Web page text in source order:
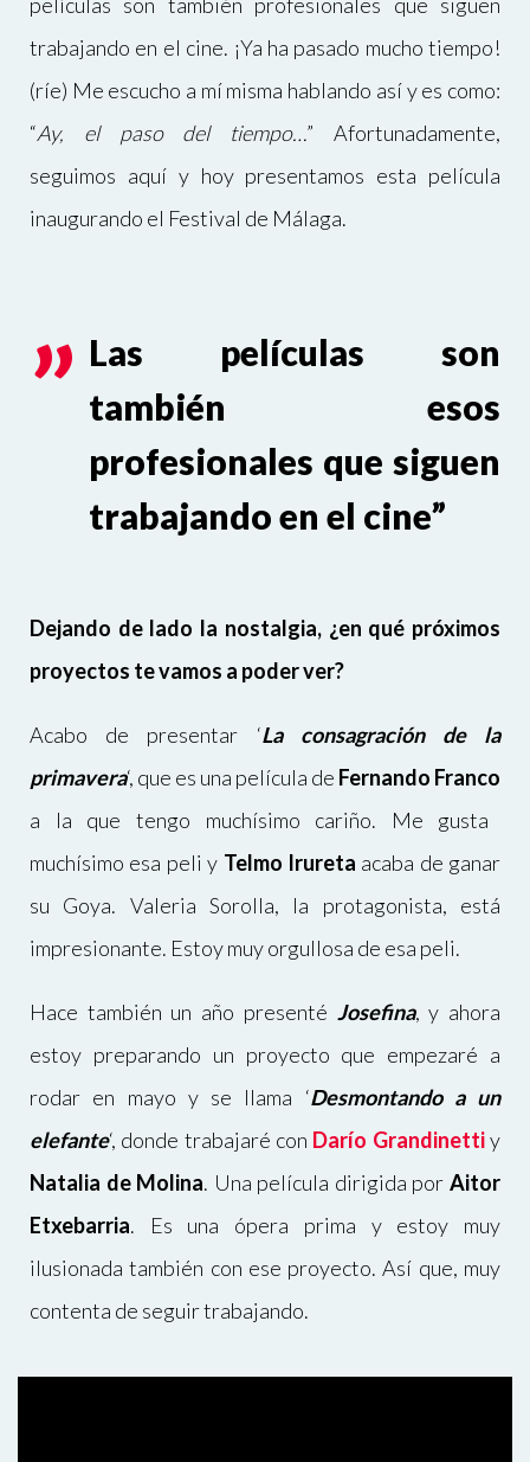
trabajando en el cine. ¡Ya ha pasado mucho tiempo!
(ríe) Me escucho a mí misma hablando así y es como:
“Ay, el paso del tiempo…” Afortunadamente,
seguimos aquí y hoy presentamos esta película
inaugurando el Festival de Málaga.
Las películas son
también esos
profesionales que siguen
trabajando en el cine”
Dejando de lado la nostalgia, ¿en qué próximos
proyectos te vamos a poder ver?
Acabo de presentar ‘La consagración de la
primavera‘, que es una película de Fernando Franco
a la que tengo muchísimo cariño. Me gusta
muchísimo esa peli y Telmo Irureta acaba de ganar
su Goya. Valeria Sorolla, la protagonista, está
impresionante. Estoy muy orgullosa de esa peli.
Hace también un año presenté Josefina, y ahora
estoy preparando un proyecto que empezaré a
rodar en mayo y se llama ‘Desmontando a un
elefante‘, donde trabajaré con Darío Grandinettiy
Natalia de Molina. Una película dirigida porAitor
Etxebarria. Es una ópera prima y estoy muy
ilusionada también con ese proyecto. Así que, muy
contenta de seguir trabajando.